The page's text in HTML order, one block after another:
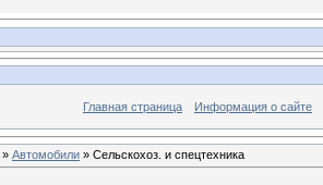
Главная страница Информация о сайте
» Автомобили » Сельскохоз. и спецтехника